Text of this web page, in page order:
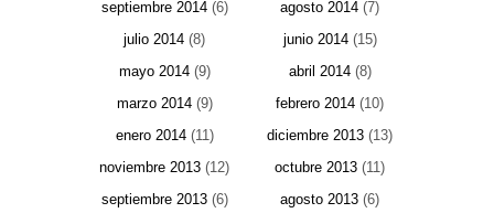
septiembre 2014(6) agosto 2014 (7)
julio 2014 (8) junio 2014(15)
mayo 2014(9) abril 2014(8)
marzo 2014(9) febrero 2014 (10)
enero 2014(11) diciembre 2013 (13)
noviembre 2013 (12) octubre 2013 (11)
septiembre 2013(6) agosto 2013 (6)